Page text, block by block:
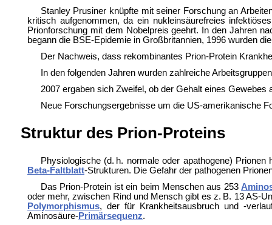
Stanley Prusiner knüpfte mit seiner Forschung an
kritisch aufgenommen, da ein nukleinsäurefreies
Prionforschung mit dem Nobelpreis geehrt. In den Jahren
begann die BSE-Epidemie in Großbritannien, 1996 wurden
Der Nachweis, dass rekombinantes Prion-Protein
In den folgenden Jahren wurden zahlreiche
2007 ergaben sich Zweifel, ob der Gehalt eines
Neue Forschungsergebnisse um die US-amerikanische
Struktur des Prion-Proteins
Physiologische (d. h. normale oder apathogene)
Beta-Faltblatt-Strukturen. Die Gefahr der pathogenen
Das Prion-Protein ist ein beim Menschen aus 253
oder mehr, zwischen Rind und Mensch gibt es z. B. 13 AS-
Polymorphismus, der für Krankheitsausbruch und -
Aminosäure-Primärsequenz.